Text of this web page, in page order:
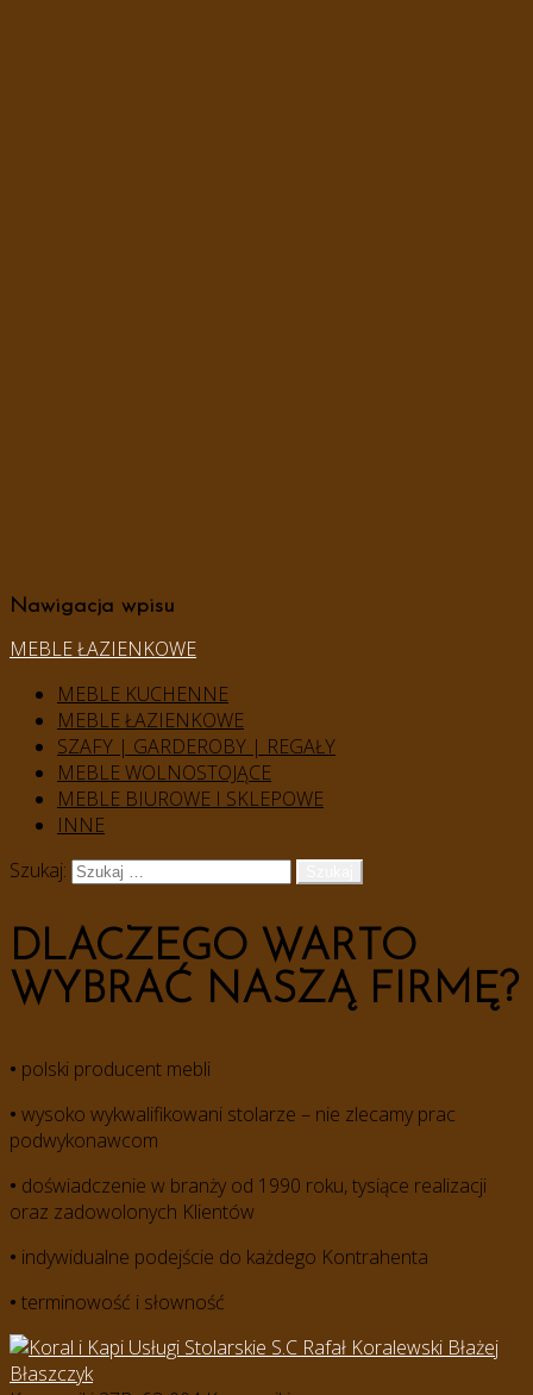
Nawigacja wpisu
MEBLE ŁAZIENKOWE
MEBLE KUCHENNE
MEBLE ŁAZIENKOWE
SZAFY | GARDEROBY | REGAŁY
MEBLE WOLNOSTOJĄCE
MEBLE BIUROWE I SKLEPOWE
INNE
Szukaj:
DLACZEGO WARTO
WYBRAĆ NASZĄ FIRMĘ?
• polski producent mebli
• wysoko wykwalifikowani stolarze – nie zlecamy prac
podwykonawcom
• doświadczenie w branży od 1990 roku, tysiące realizacji
oraz zadowolonych Klientów
• indywidualne podejście do każdego Kontrahenta
• terminowość i słowność